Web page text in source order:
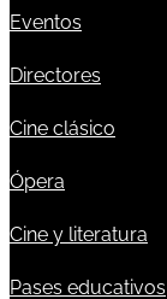
Eventos
Directores
Cine clásico
Ópera
Cine y literatura
Pases educativos